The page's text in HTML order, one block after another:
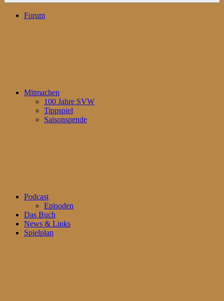
Forum
Mitmachen
100 Jahre SVW
Tippspiel
Saisonspende
Podcast
Episoden
Das Buch
News & Links
Spielplan